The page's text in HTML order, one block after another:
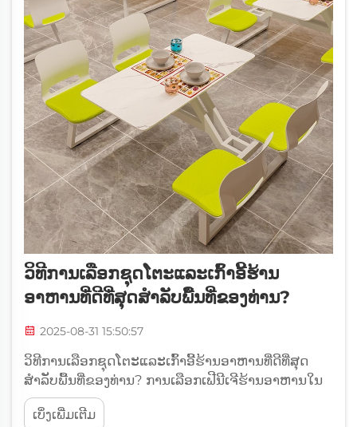
ວິທີການເລືອກຊຸດໂຕະແລະເກົ້າອີ້ຮ້ານ
ອາຫານທີ່ດີທີ່ສຸດສຳລັບພື້ນທີ່ຂອງທ່ານ?
2025-08-31 15:50:57
ວິທີການເລືອກຊຸດໂຕະແລະເກົ້າອີ້ຮ້ານອາຫານທີ່ດີທີ່ສຸດ
ສຳລັບພື້ນທີ່ຂອງທ່ານ? ການເລືອກເຟີນີເຈີຮ້ານອາຫານໃນ
ແບບອອກແບບ ການສ້າງຮ້ານອາຫານເປັນຂະບວນການທີ່ມີ
ຫຼາຍຊັ້ນທີ່ກ່ຽວຂ້ອງກັບແນວຄິດອາຫານ, ການຕົບແຕ່ງ
ເບິ່ງເພີ່ມເຕີມ